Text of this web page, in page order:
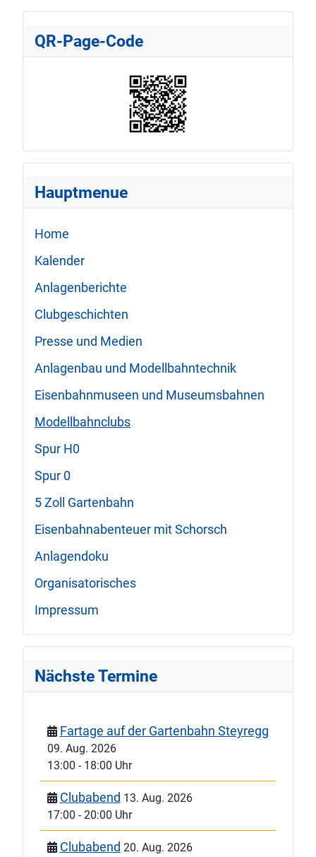
QR-Page-Code
Hauptmenue
Home
Kalender
Anlagenberichte
Clubgeschichten
Presse und Medien
Anlagenbau und Modellbahntechnik
Eisenbahnmuseen und Museumsbahnen
Modellbahnclubs
Spur H0
Spur 0
5 Zoll Gartenbahn
Eisenbahnabenteuer mit Schorsch
Anlagendoku
Organisatorisches
Impressum
Nächste Termine
Fartage auf der Gartenbahn Steyregg
09. Aug. 2026
13:00 - 18:00 Uhr
Clubabend 13. Aug. 2026
17:00 -20:00 Uhr
Clubabend 20. Aug. 2026